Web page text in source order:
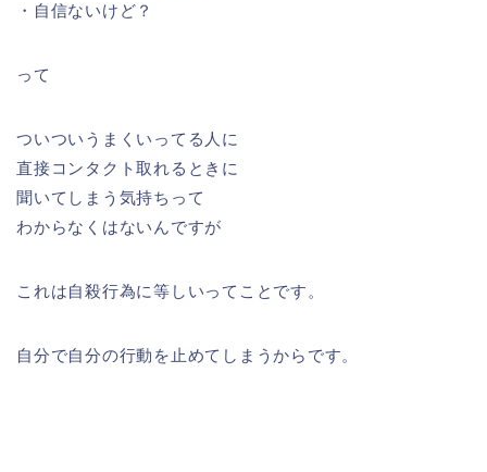
・自信ないけど？
って
ついついうまくいってる人に
直接コンタクト取れるときに
聞いてしまう気持ちって
わからなくはないんですが
これは自殺行為に等しいってことです。
自分で自分の行動を止めてしまうからです。